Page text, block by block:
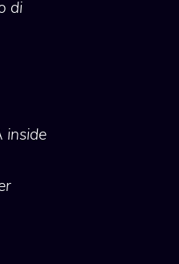
di
inside